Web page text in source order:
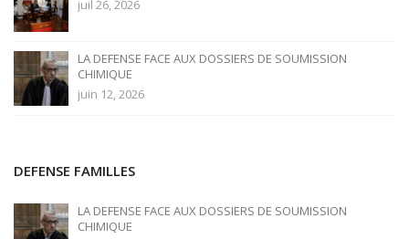
juil 26, 2026
LA DEFENSE FACE AUX DOSSIERS DE SOUMISSION
CHIMIQUE
juin 12, 2026
DEFENSE FAMILLES
LA DEFENSE FACE AUX DOSSIERS DE SOUMISSION
CHIMIQUE